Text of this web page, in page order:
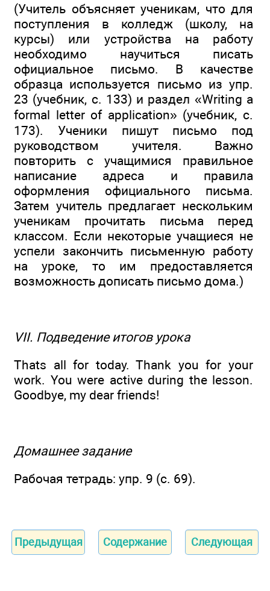
(Учитель объясняет ученикам, что для
поступления в колледж (школу, на
курсы) или устройства на работу
необходимо научиться писать
официальное письмо. В качестве
образца используется письмо из упр.
23 (учебник, с. 133) и раздел «Writing a
formal letter of application» (учебник, с.
173). Ученики пишут письмо под
руководством учителя. Важно
повторить с учащимися правильное
написание адреса и правила
оформления официального письма.
Затем учитель предлагает нескольким
ученикам прочитать письма перед
классом. Если некоторые учащиеся не
успели закончить письменную работу
на уроке, то им предоставляется
возможность дописать письмо дома.)
VII. Подведение итогов урока
Thats all for today. Thank you for your
work. You were active during the lesson.
Goodbye, my dear friends!
Домашнее задание
Рабочая тетрадь: упр. 9 (с. 69).
Предыдущая Содержание Следующая